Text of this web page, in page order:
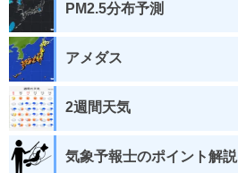
PM2.5分布予測
アメダス
2週間天気
気象予報士のポイント解説